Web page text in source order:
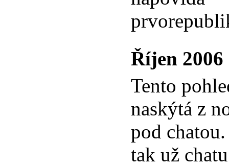
Říjen 2006
Tento
naskýtá z
pod
tak už